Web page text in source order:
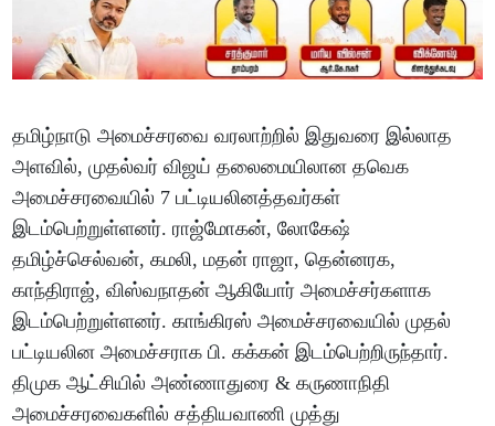
தமிழ்நாடு அமைச்சரவை வரலாற்றில் இதுவரை இல்லாத
அளவில், முதல்வர் விஜய் தலைமையிலான தவெக
அமைச்சரவையில் 7 பட்டியலினத்தவர்கள்
இடம்பெற்றுள்ளனர். ராஜ்மோகன், லோகேஷ்
தமிழ்ச்செல்வன், கமலி, மதன் ராஜா, தென்னரக,
காந்திராஜ், விஸ்வநாதன் ஆகியோர் அமைச்சர்களாக
இடம்பெற்றுள்ளனர். காங்கிரஸ் அமைச்சரவையில் முதல்
பட்டியலின அமைச்சராக பி. கக்கன் இடம்பெற்றிருந்தார்.
திமுக ஆட்சியில் அண்ணாதுரை & கருணாநிதி
அமைச்சரவைகளில் சத்தியவாணி முத்து